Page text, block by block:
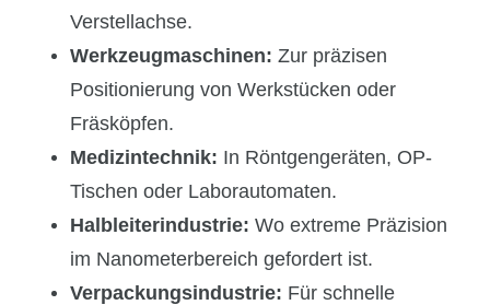
Verstellachse.
Werkzeugmaschinen: Zur präzisen
Positionierung von Werkstücken oder
Fräsköpfen.
Medizintechnik: In Röntgengeräten, OP-
Tischen oder Laborautomaten.
Halbleiterindustrie: Wo extreme Präzision
im Nanometerbereich gefordert ist.
Verpackungsindustrie: Für schnelle